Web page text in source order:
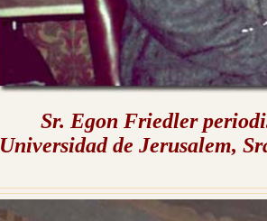
Sr. Egon Friedler
Universidad de Jerusalem,